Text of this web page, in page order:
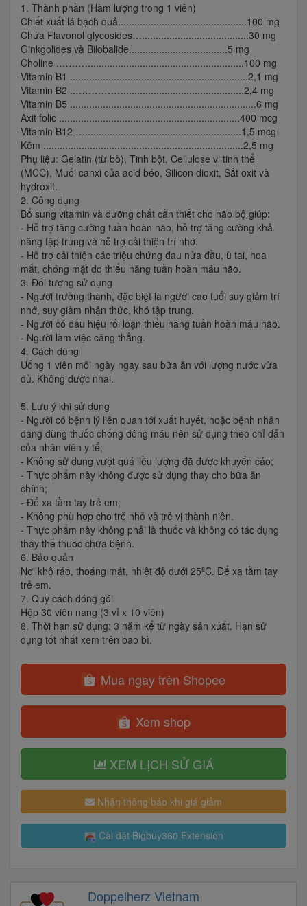
1. Thành phần (Hàm lượng trong 1 viên)
Chiết xuất lá bạch quả...............................................100 mg
Chứa Flavonol glycosides….......................................30 mg
Ginkgolides và Bilobalide....................................5 mg
Choline .……….........................................................100 mg
Vitamin B1 .................................................................2,1 mg
Vitamin B2 ..……………............................................2,4 mg
Vitamin B5 ....................................................................6 mg
Axit folic ..................................................................400 mcg
Vitamin B12 ….........................................................1,5 mcg
Kẽm .........................................................................2,5 mg
Phụ liệu: Gelatin (từ bò), Tinh bột, Cellulose vi tinh thể
(MCC), Muối canxi của acid béo, Silicon dioxit, Sắt oxit và
hydroxit.
2. Công dụng
Bổ sung vitamin và dưỡng chất cần thiết cho não bộ giúp:
- Hỗ trợ tăng cường tuần hoàn não, hỗ trợ tăng cường khả
năng tập trung và hỗ trợ cải thiện trí nhớ.
- Hỗ trợ cải thiện các triệu chứng đau nửa đầu, ù tai, hoa
mắt, chóng mặt do thiểu năng tuần hoàn máu não.
3. Đối tượng sử dụng
- Người trưởng thành, đặc biệt là người cao tuổi suy giảm trí
nhớ, suy giảm nhận thức, khó tập trung.
- Người có dấu hiệu rối loạn thiểu năng tuần hoàn máu não.
- Người làm việc căng thẳng.
4. Cách dùng
Uống 1 viên mỗi ngày ngay sau bữa ăn với lượng nước vừa
đủ. Không được nhai.
5. Lưu ý khi sử dụng
- Người có bệnh lý liên quan tới xuất huyết, hoặc bệnh nhân
đang dùng thuốc chống đông máu nên sử dụng theo chỉ dẫn
của nhân viên y tế;
- Không sử dụng vượt quá liều lượng đã được khuyến cáo;
- Thực phẩm này không được sử dụng thay cho bữa ăn
chính;
- Để xa tầm tay trẻ em;
- Không phù hợp cho trẻ nhỏ và trẻ vị thành niên.
- Thực phẩm này không phải là thuốc và không có tác dụng
thay thế thuốc chữa bệnh.
6. Bảo quản
Nơi khô ráo, thoáng mát, nhiệt độ dưới 25ºC. Để xa tầm tay
trẻ em.
7. Quy cách đóng gói
Hộp 30 viên nang (3 vỉ x 10 viên)
8. Thời hạn sử dụng: 3 năm kể từ ngày sản xuất. Hạn sử
dụng tốt nhất xem trên bao bì.
Mua ngay trên Shopee
Xem shop
XEM LỊCH SỬ GIÁ
Nhận thông báo khi giá giảm
Cài đặt Bigbuy360 Extension
Doppelherz Vietnam